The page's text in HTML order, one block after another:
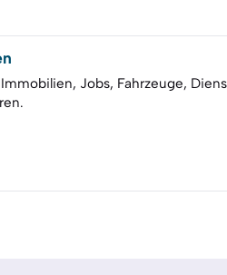
Jobs, Fahrzeuge,